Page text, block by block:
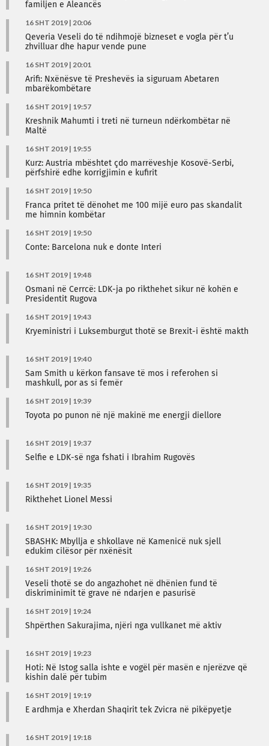
familjen e Aleancës
16 SHT 2019 | 20:06
Qeveria Veseli do të ndihmojë bizneset e vogla për t’u
zhvilluar dhe hapur vende pune
16 SHT 2019 | 20:01
Arifi: Nxënësve të Preshevës ia siguruam Abetaren
mbarëkombëtare
16 SHT 2019 | 19:57
Kreshnik Mahumti i treti në turneun ndërkombëtar në
Maltë
16 SHT 2019 | 19:55
Kurz: Austria mbështet çdo marrëveshje Kosovë-Serbi,
përfshirë edhe korrigjimin e kufirit
16 SHT 2019 | 19:50
Franca pritet të dënohet me 100 mijë euro pas skandalit
me himnin kombëtar
16 SHT 2019 | 19:50
Conte: Barcelona nuk e donte Interi
16 SHT 2019 | 19:48
Osmani në Cerrcë: LDK-ja po rikthehet sikur në kohën e
Presidentit Rugova
16 SHT 2019 | 19:43
Kryeministri i Luksemburgut thotë se Brexit-i është makth
16 SHT 2019 | 19:40
Sam Smith u kërkon fansave të mos i referohen si
mashkull, por as si femër
16 SHT 2019 | 19:39
Toyota po punon në një makinë me energji diellore
16 SHT 2019 | 19:37
Selfie e LDK-së nga fshati i Ibrahim Rugovës
16 SHT 2019 | 19:35
Rikthehet Lionel Messi
16 SHT 2019 | 19:30
SBASHK: Mbyllja e shkollave në Kamenicë nuk sjell
edukim cilësor për nxënësit
16 SHT 2019 | 19:26
Veseli thotë se do angazhohet në dhënien fund të
diskriminimit të grave në ndarjen e pasurisë
16 SHT 2019 | 19:24
​Shpërthen Sakurajima, njëri nga vullkanet më aktiv
16 SHT 2019 | 19:23
Hoti: Në Istog salla ishte e vogël për masën e njerëzve që
kishin dalë për tubim
16 SHT 2019 | 19:19
E ardhmja e Xherdan Shaqirit tek Zvicra në pikëpyetje
16 SHT 2019 | 19:18